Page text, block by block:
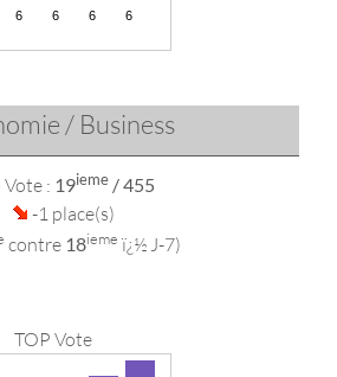
/ Business
Vote : 19ieme/ 455
-1 place(s)
contre 18ieme ï¿½ J-7)
TOP Vote